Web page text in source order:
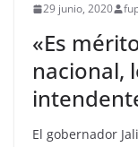
29 junio, 2020
«Es
nacional,
El gobernador